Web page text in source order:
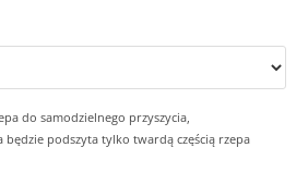
do samodzielnego przyszycia,
będzie podszyta tylko twardą częścią rzepa